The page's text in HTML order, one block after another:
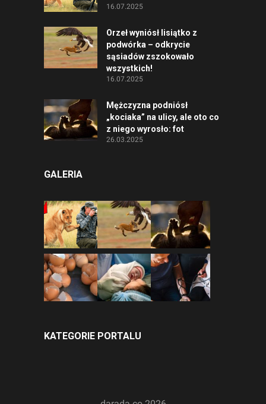
16.07.2025
Orzeł wyniósł lisiątko z
podwórka – odkrycie
sąsiadów zszokowało
wszystkich!
16.07.2025
Mężczyzna podniósł
„kociaka” na ulicy, ale oto co
z niego wyrosło: fot
26.03.2025
GALERIA
KATEGORIE PORTALU